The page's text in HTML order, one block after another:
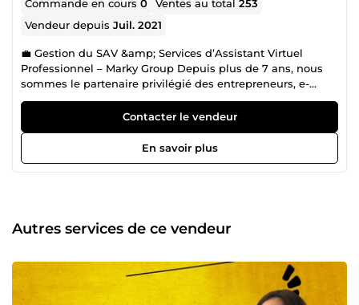
Commande en cours0 Ventes au total253
Vendeur depuisJuil. 2021
💼 Gestion du SAV &amp; Services d’Assistant Virtuel
Professionnel – Marky Group Depuis plus de 7 ans, nous
sommes le partenaire privilégié des entrepreneurs, e-
commerçants et professionnels ambitieux qui souhaitent
gagner du temps ⏳, déléguer efficacement 📤 et optimiser
leur organisation 🗂️. Je suis Marky, fondateur de l’agence
Marky Group, une structure composée de talents
spécialisés dans les services d’assistant virtuel 🧠 et la
recentrer sur leur cœur de métier. Nous intervenons en
tant qu'assistant virtuel polyvalent, disponible et
avec précision et discrétion. À un tarif imbattable de 6,99 €
de l’heure 💶, notre offre est à la fois économique, fiable et
professionnelle. Depuis 2017, nous avons eu le privilège de
Contacter le vendeur
En savoir plus
Autres services de ce vendeur